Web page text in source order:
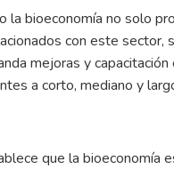
la bioeconomía no solo
con este sector,
mejoras y
a corto, mediano y
que la bioeconomía